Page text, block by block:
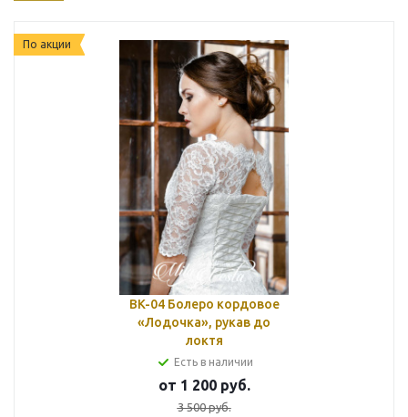
По акции
BK-04 Болеро кордовое
«Лодочка», рукав до
локтя
Есть в наличии
от 1 200руб.
3 500руб.